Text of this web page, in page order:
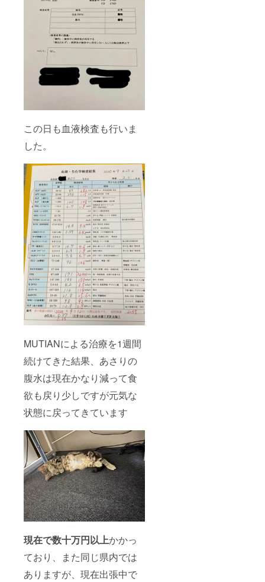
この日も血液検査も行いま
した。
MUTIANによる治療を1週間
続けてきた結果、あさりの
腹水は現在かなり減って食
欲も戻り少しですが元気な
状態に戻ってきています
現在で数十万円以上かかっ
ており、また同じ県内では
ありますが、現在出張中で